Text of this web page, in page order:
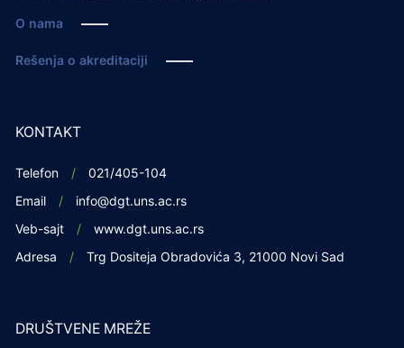
O nama
Rešenja o akreditaciji
KONTAKT
Telefon
021/405-104
Email
info@dgt.uns.ac.rs
Veb-sajt
www.dgt.uns.ac.rs
Adresa
Trg Dositeja Obradovića 3, 21000 Novi Sad
DRUŠTVENE MREŽE